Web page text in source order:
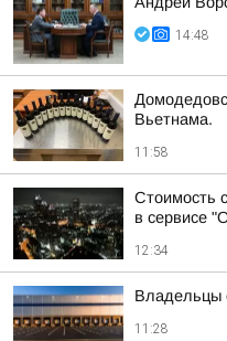
14:48
Вьетнама.
11:58
Стоимость
в сервисе
12:34
Владельцы
11:28